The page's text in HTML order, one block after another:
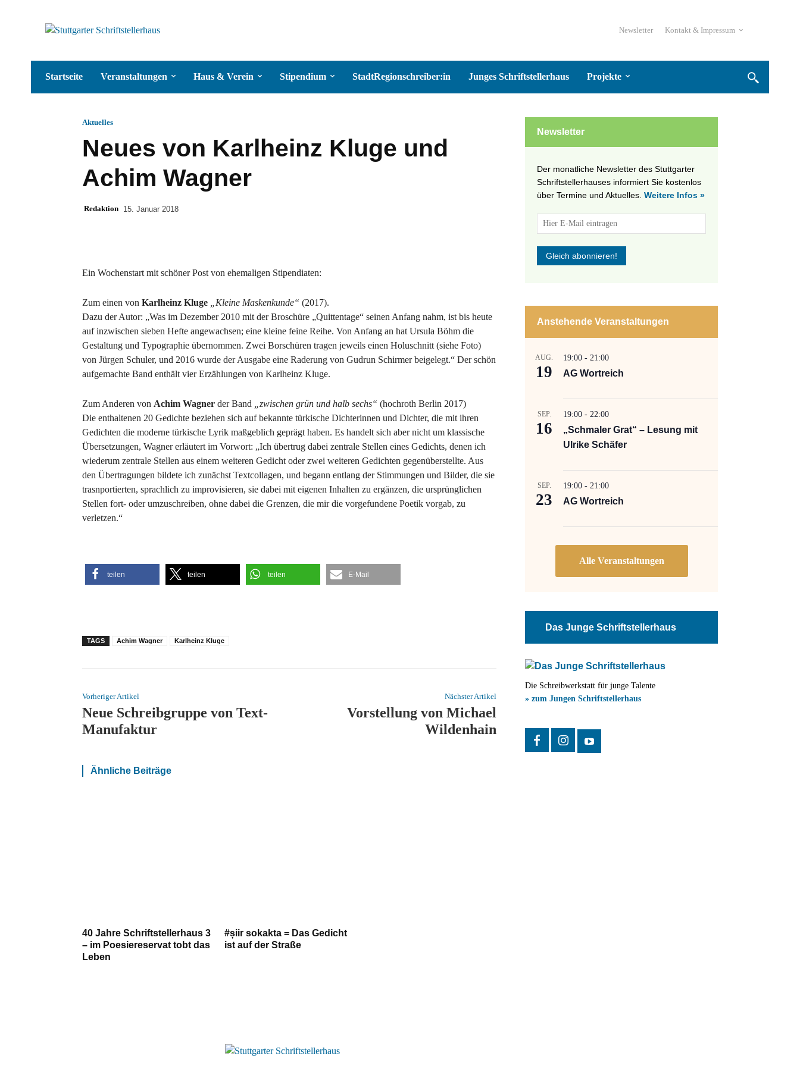
Newsletter Kontakt & Impressum
Startseite Veranstaltungen Haus & Verein Stipendium StadtRegionschreiber:in Junges Schriftstellerhaus Projekte
Aktuelles
Neues von Karlheinz Kluge und
Achim Wagner
Redaktion 15. Januar 2018
Ein Wochenstart mit schöner Post von ehemaligen Stipendiaten:
Zum einen von Karlheinz Kluge „Kleine Maskenkunde“ (2017).
Dazu der Autor: „Was im Dezember 2010 mit der Broschüre „Quittentage“ seinen Anfang nahm, ist bis heute
auf inzwischen sieben Hefte angewachsen; eine kleine feine Reihe. Von Anfang an hat Ursula Böhm die
Gestaltung und Typographie übernommen. Zwei Borschüren tragen jeweils einen Holuschnitt (siehe Foto)
von Jürgen Schuler, und 2016 wurde der Ausgabe eine Raderung von Gudrun Schirmer beigelegt.“ Der schön
aufgemachte Band enthält vier Erzählungen von Karlheinz Kluge.
Zum Anderen von Achim Wagner der Band „zwischen grün und halb sechs“ (hochroth Berlin 2017)
Die enthaltenen 20 Gedichte beziehen sich auf bekannte türkische Dichterinnen und Dichter, die mit ihren
Gedichten die moderne türkische Lyrik maßgeblich geprägt haben. Es handelt sich aber nicht um klassische
Übersetzungen, Wagner erläutert im Vorwort: „Ich übertrug dabei zentrale Stellen eines Gedichts, denen ich
wiederum zentrale Stellen aus einem weiteren Gedicht oder zwei weiteren Gedichten gegenüberstellte. Aus
den Übertragungen bildete ich zunächst Textcollagen, und begann entlang der Stimmungen und Bilder, die sie
trasnportierten, sprachlich zu improvisieren, sie dabei mit eigenen Inhalten zu ergänzen, die ursprünglichen
Stellen fort- oder umzuschreiben, ohne dabei die Grenzen, die mir die vorgefundene Poetik vorgab, zu
verletzen.“
teilen teilen teilen E-Mail
TAGS Achim Wagner Karlheinz Kluge
Vorheriger Artikel
Neue Schreibgruppe von Text-
Manufaktur
Nächster Artikel
Vorstellung von Michael
Wildenhain
Ähnliche Beiträge
40 Jahre Schriftstellerhaus 3
– im Poesiereservat tobt das
Leben
#șiir sokakta = Das Gedicht
ist auf der Straße
Newsletter
Der monatliche Newsletter des Stuttgarter
Schriftstellerhauses informiert Sie kostenlos
über Termine und Aktuelles. Weitere Infos »
Anstehende Veranstaltungen
AUG.
19
19:00 - 21:00
AG Wortreich
SEP.
16
19:00 - 22:00
„Schmaler Grat“ – Lesung mit
Ulrike Schäfer
SEP.
23
19:00 - 21:00
AG Wortreich
Das Junge Schriftstellerhaus
Die Schreibwerkstatt für junge Talente
» zum Jungen Schriftstellerhaus